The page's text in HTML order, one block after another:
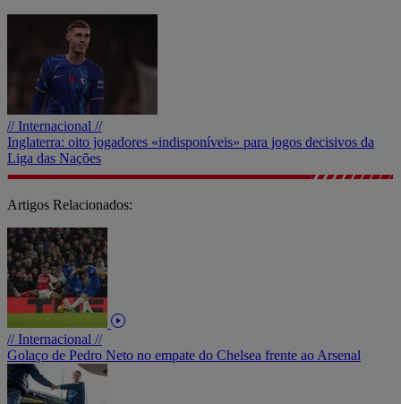
// Internacional //
Inglaterra: oito jogadores «indisponíveis» para jogos decisivos da
Liga das Nações
Artigos Relacionados:
// Internacional //
Golaço de Pedro Neto no empate do Chelsea frente ao Arsenal